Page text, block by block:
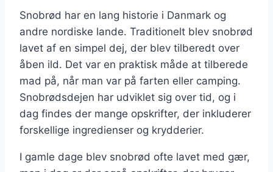
Snobrød har en lang historie i Danmark og
andre nordiske lande. Traditionelt blev snobrød
lavet af en simpel dej, der blev tilberedt over
åben ild. Det var en praktisk måde at tilberede
mad på, når man var på farten eller camping.
Snobrødsdejen har udviklet sig over tid, og i
dag findes der mange opskrifter, der inkluderer
forskellige ingredienser og krydderier.
I gamle dage blev snobrød ofte lavet med gær,